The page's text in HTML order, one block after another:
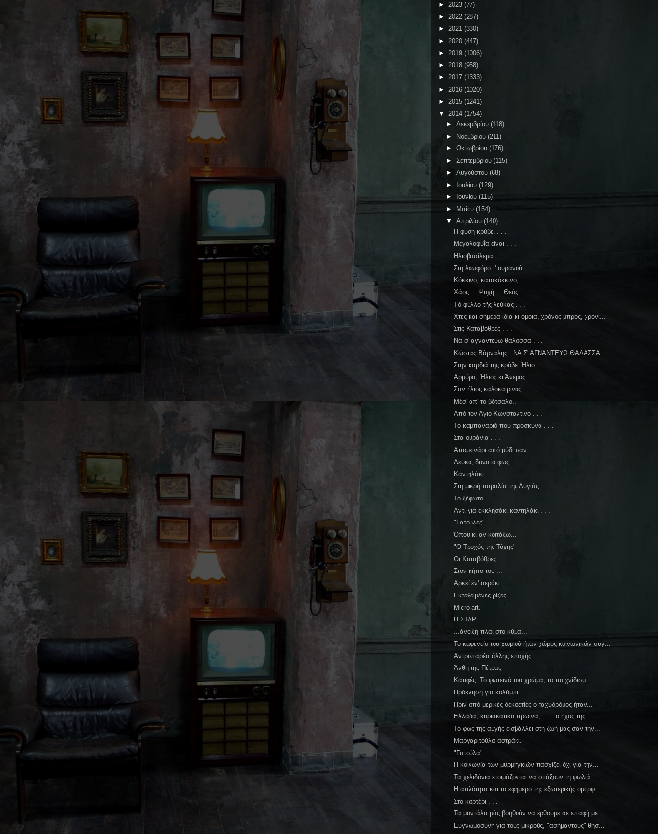
► 2023 (77)
► 2022 (287)
► 2021 (330)
► 2020 (447)
► 2019 (1006)
► 2018 (958)
► 2017 (1333)
► 2016 (1020)
► 2015 (1241)
▼ 2014 (1754)
► Δεκεμβρίου (118)
► Νοεμβρίου (211)
► Οκτωβρίου (176)
► Σεπτεμβρίου (115)
► Αυγούστου (68)
► Ιουλίου (129)
►
Ιουνίου (115)
►
Μαΐου (154)
▼ Απριλίου (140)
Η φύση κρύβει . . .
Μεγαλοφυΐα είναι . . .
Ηλιοβασίλεμα . . .
Στη λεωφόρο τ' ουρανού ...
Κόκκινο, κατακόκκινο, ...
Χάος ... Ψυχή ... Θεός ...
Τὸ φύλλο τῆς λεύκας . . .
Χτες και σήμερα ίδια κι όμοια, χρόνος μπρος, χρόνι...
Στις Καταβόθρες . . .
Να σ' αγναντεύω θάλασσα . . .
Κώστας Βάρναλης : ΝΑ Σ' ΑΓΝΑΝΤΕΥΩ ΘΑΛΑΣΣΑ
Στην καρδιά της κρύβει Ήλιο...
Αρμύρα, Ήλιος κι Άνεμος . . .
Σαν ήλιος καλοκαιρινός.
Μέσ' απ' το βότσαλο...
Από τον Άγιο Κωνσταντίνο . . .
Το καμπαναριό που προσκυνά . . .
Στα ουράνια . . .
Απομεινάρι από μύδι σαν . . .
Λευκό, δυνατό φως . . .
Καντηλάκι ...
Στη μικρή παραλία της Λυγιάς . . .
Το ξέφωτο . . .
Αντί για εκκλησάκι-καντηλάκι . . .
"Γατούλες"...
Όπου κι αν κοιτάξω...
"Ο Τροχός της Τύχης"
Οι Καταβόθρες...
Στον κήπο του ...
Αρκεί έν' αεράκι ...
Εκτεθειμένες ρίζες.
Micro-art.
Η ΣΤΑΡ
...άνοιξη πλάι στο κύμα...
Το καφενείο του χωριού ήταν χώρος κοινωνικών συγ...
Αντροπαρέα άλλης εποχής...
Άνθη της Πέτρας
Κατιφές: Το φωτεινό του χρώμα, το παιχνίδισμ...
Πρόκληση για κολύμπι.
Πριν από μερικές δεκαετίες ο ταχυδρόμος ήταν...
Ελλάδα, κυριακάτικα πρωινά, . . . ο ήχος της ...
Το φως της αυγής εισβάλλει στη ζωή μας σαν την...
Μαργαριτούλα αστράκι.
"Γατούλα"
Η κοινωνία των μυρμηγκιών πασχίζει όχι για την...
Τα χελιδόνια ετοιμάζονται να φτιάξουν τη φωλιά...
Η απλότητα και το εφήμερο της εξωτερικής ομορφ...
Στο καρτέρι . . .
Τα μαντάλα μάς βοηθούν να έρθουμε σε επαφή με ...
Ευγνωμοσύνη για τους μικρούς, "ασήμαντους" θησ...